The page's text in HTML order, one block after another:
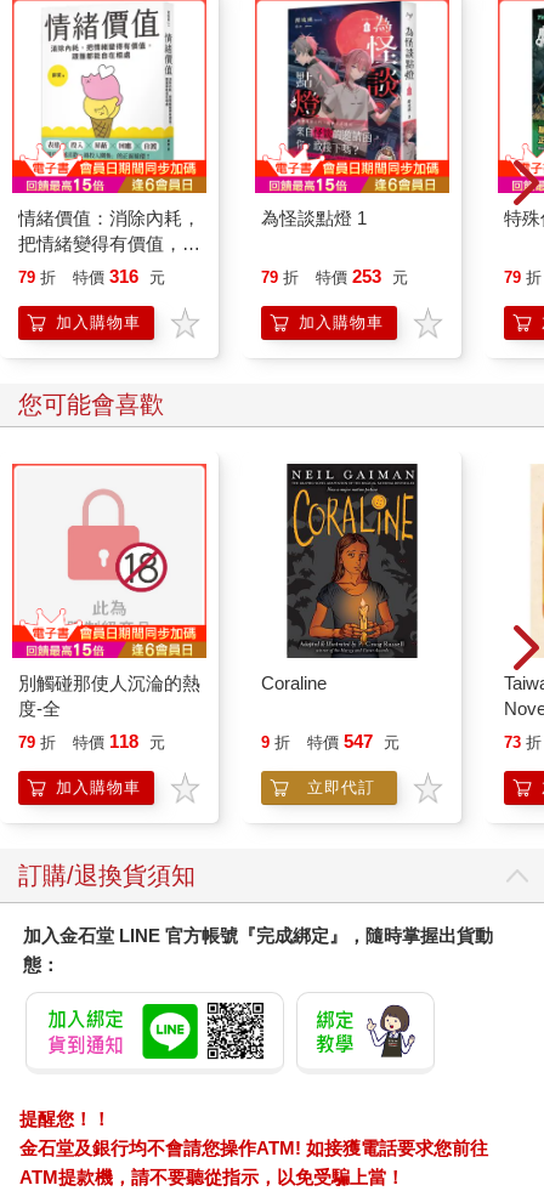
情緒價值：消除內耗，
把情緒變得有價值，跟
誰都能自在相處
79 折 特價 316 元
加入購物車
為怪談點燈 1
79 折 特價 253 元
加入購物車
特
79 折
您可能會喜歡
別觸碰那使人沉淪的熱
度-全
79 折 特價 118 元
加入購物車
Coraline
9 折 特價 547 元
立即代訂
73 折
訂購/退換貨須知
加入金石堂 LINE 官方帳號『完成綁定』，隨時掌握出貨動
態：
提醒您！！
金石堂及銀行均不會請您操作ATM! 如接獲電話要求您前往
ATM提款機，請不要聽從指示，以免受騙上當！